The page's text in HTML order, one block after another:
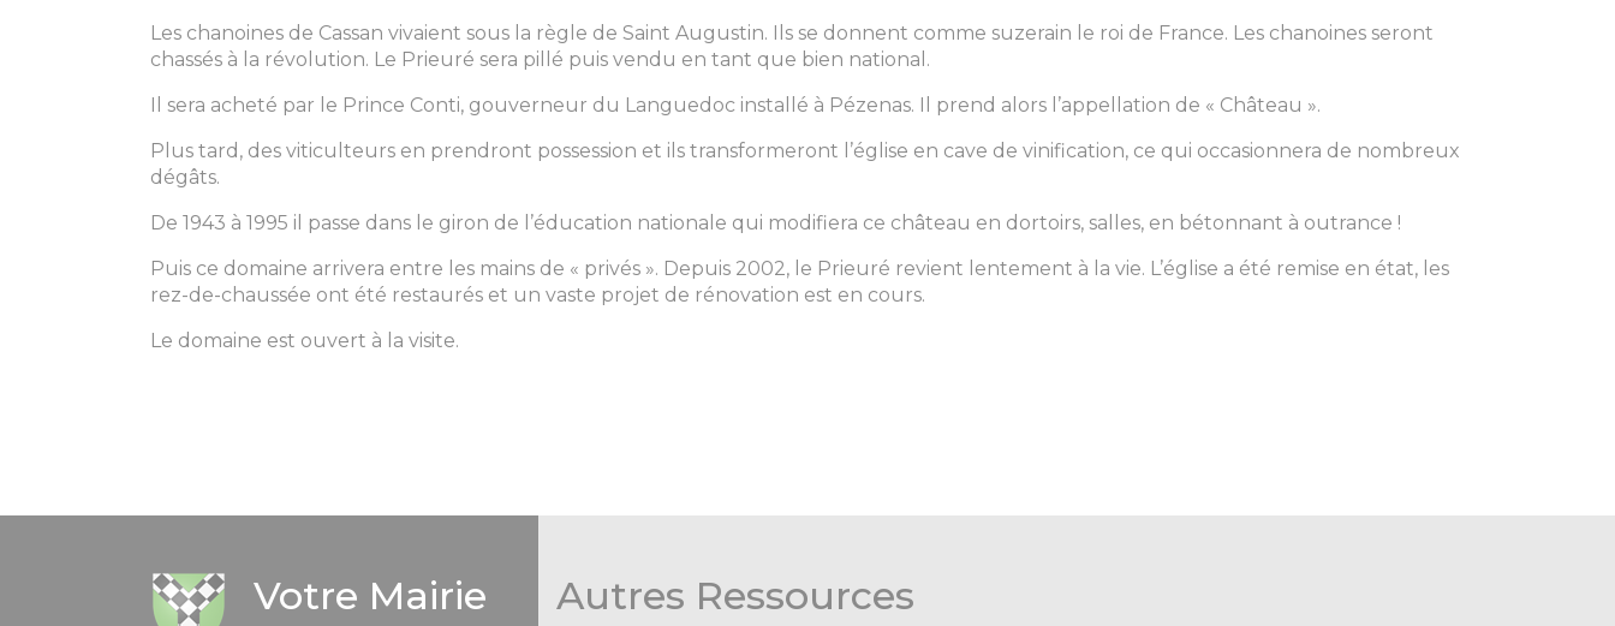
Les chanoines de Cassan vivaient sous la règle de Saint Augustin. Ils se donnent comme suzerain le roi de France. Les chanoines seront
chassés à la révolution. Le Prieuré sera pillé puis vendu en tant que bien national.
Il sera acheté par le Prince Conti, gouverneur du Languedoc installé à Pézenas. Il prend alors l’appellation de « Château ».
Plus tard, des viticulteurs en prendront possession et ils transformeront l’église en cave de vinification, ce qui occasionnera de nombreux
dégâts.
De 1943 à 1995 il passe dans le giron de l’éducation nationale qui modifiera ce château en dortoirs, salles, en bétonnant à outrance !
Puis ce domaine arrivera entre les mains de « privés ». Depuis 2002, le Prieuré revient lentement à la vie. L’église a été remise en état, les
rez-de-chaussée ont été restaurés et un vaste projet de rénovation est en cours.
Le domaine est ouvert à la visite.
Votre Mairie Autres Ressources